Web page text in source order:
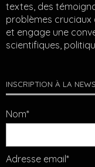
textes, des
problèmes
et engage une
scientifiques,
INSCRIPTION À LA
Nom*
Adresse email*